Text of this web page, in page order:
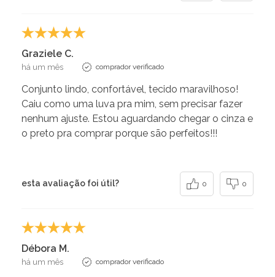
Graziele C.
há um mês comprador verificado
Conjunto lindo, confortável, tecido maravilhoso!
Caiu como uma luva pra mim, sem precisar fazer
nenhum ajuste. Estou aguardando chegar o cinza e
o preto pra comprar porque são perfeitos!!!
esta avaliação foi útil? 0 0
Débora M.
há um mês comprador verificado